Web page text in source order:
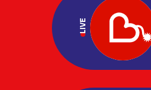
LIVE